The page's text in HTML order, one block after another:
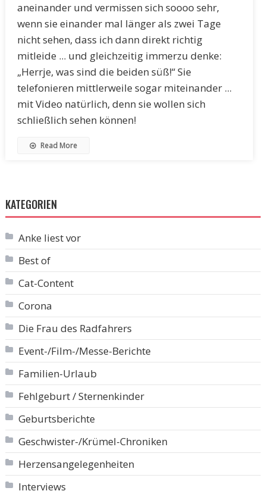
aneinander und vermissen sich soooo sehr,
wenn sie einander mal länger als zwei Tage
nicht sehen, dass ich dann direkt richtig
mitleide ... und gleichzeitig immerzu denke:
„Herrje, was sind die beiden süß!“ Sie
telefonieren mittlerweile sogar miteinander ...
mit Video natürlich, denn sie wollen sich
schließlich sehen können!
Read More
KATEGORIEN
Anke liest vor
Best of
Cat-Content
Corona
Die Frau des Radfahrers
Event-/Film-/Messe-Berichte
Familien-Urlaub
Fehlgeburt / Sternenkinder
Geburtsberichte
Geschwister-/Krümel-Chroniken
Herzensangelegenheiten
Interviews